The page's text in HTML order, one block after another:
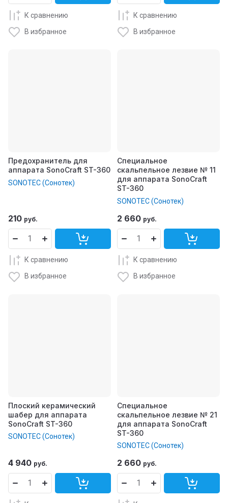
К сравнению
В избранное
К сравнению
В избранное
Предохранитель для
аппарата SonoCraft ST-360
SONOTEC (Сонотек)
210 руб.
К сравнению
В избранное
Специальное
скальпельное лезвие № 11
для аппарата SonoCraft
ST-360
SONOTEC (Сонотек)
2 660 руб.
К сравнению
В избранное
Плоский керамический
шабер для аппарата
SonoCraft ST-360
SONOTEC (Сонотек)
4 940 руб.
Специальное
скальпельное лезвие № 21
для аппарата SonoCraft
ST-360
SONOTEC (Сонотек)
2 660 руб.